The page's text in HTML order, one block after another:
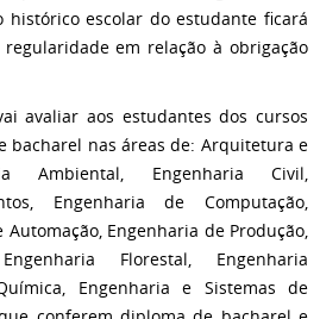
histórico escolar do estudante ficará
em relação à obrigação
avaliar aos estudantes dos cursos
bacharel nas áreas de: Arquitetura e
Ambiental, Engenharia Civil,
Engenharia de Computação,
Engenharia de Produção,
Florestal, Engenharia
Engenharia e Sistemas de